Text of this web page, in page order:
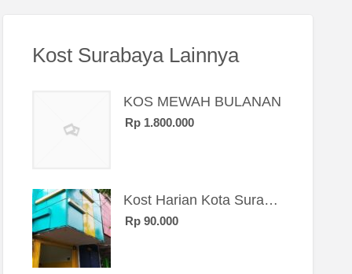
Kost Surabaya Lainnya
KOS MEWAH BULANAN
Rp 1.800.000
Kost Harian Kota Surabaya “Sierra Kost”
Rp 90.000